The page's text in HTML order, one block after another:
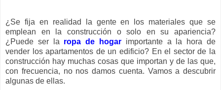
¿Se fija en realidad la gente en los materiales que se
emplean en la construcción o solo en su apariencia?
¿Puede ser la ropa de hogar importante a la hora de
vender los apartamentos de un edificio? En el sector de la
construcción hay muchas cosas que importan y de las que,
con frecuencia, no nos damos cuenta. Vamos a descubrir
algunas de ellas.